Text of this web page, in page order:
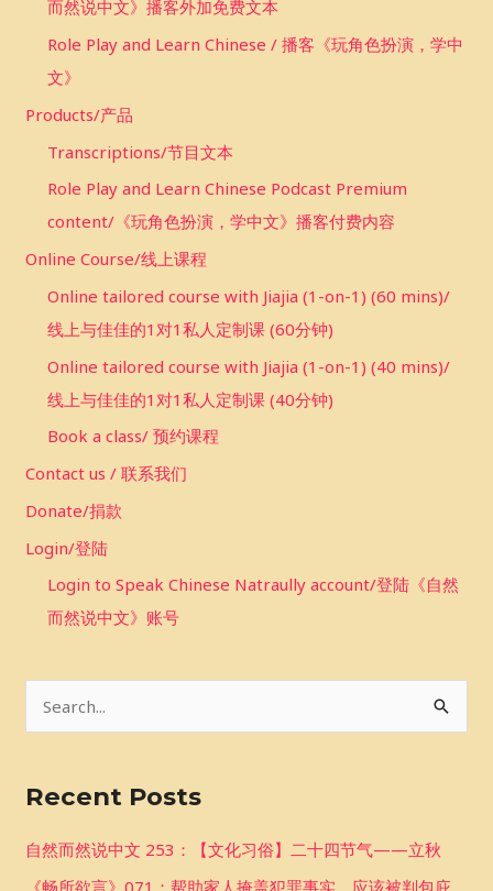
而然说中文》播客外加免费文本
Role Play and Learn Chinese / 播客《玩角色扮演，学中
文》
Products/产品
Transcriptions/节目文本
Role Play and Learn Chinese Podcast Premium
content/《玩角色扮演，学中文》播客付费内容
Online Course/线上课程
Online tailored course with Jiajia (1-on-1) (60 mins)/
线上与佳佳的1对1私人定制课 (60分钟)
Online tailored course with Jiajia (1-on-1) (40 mins)/
线上与佳佳的1对1私人定制课 (40分钟)
Book a class/ 预约课程
Contact us / 联系我们
Donate/捐款
Login/登陆
Login to Speak Chinese Natraully account/登陆《自然
而然说中文》账号
r
c
Recent Posts
自然而然说中文 253：【文化习俗】二十四节气——立秋
《畅所欲言》071：帮助家人掩盖犯罪事实，应该被判包庇